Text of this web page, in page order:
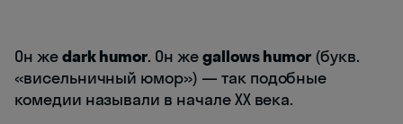
Он жеdark humor. Он жеgallows humor (букв.
«висельничный юмор») — так подобные
комедии называли в начале XX века.